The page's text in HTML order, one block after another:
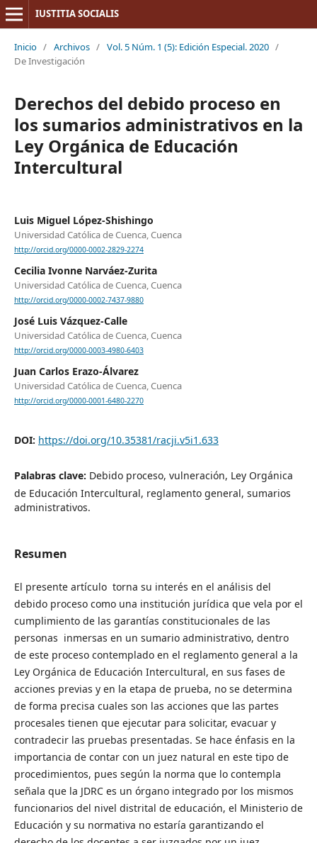
IUSTITIA SOCIALIS
Inicio / Archivos / Vol. 5 Núm. 1 (5): Edición Especial. 2020 /
De Investigación
Derechos del debido proceso en
los sumarios administrativos en la
Ley Orgánica de Educación
Intercultural
Luis Miguel López-Shishingo
Universidad Católica de Cuenca, Cuenca
http://orcid.org/0000-0002-2829-2274
Cecilia Ivonne Narváez-Zurita
Universidad Católica de Cuenca, Cuenca
http://orcid.org/0000-0002-7437-9880
José Luis Vázquez-Calle
Universidad Católica de Cuenca, Cuenca
http://orcid.org/0000-0003-4980-6403
Juan Carlos Erazo-Álvarez
Universidad Católica de Cuenca, Cuenca
http://orcid.org/0000-0001-6480-2270
DOI: https://doi.org/10.35381/racji.v5i1.633
Palabras clave: Debido proceso, vulneración, Ley Orgánica
de Educación Intercultural, reglamento general, sumarios
administrativos.
Resumen
El presente artículo torna su interés en el análisis del
debido proceso como una institución jurídica que vela por el
cumplimiento de las garantías constitucionales de las
personas inmersas en un sumario administrativo, dentro
de este proceso contemplado en el reglamento general a la
Ley Orgánica de Educación Intercultural, en sus fases de
acciones previas y en la etapa de prueba, no se determina
de forma precisa cuales son las acciones que las partes
procesales tienen que ejecutar para solicitar, evacuar y
contradecir las pruebas presentadas. Se hace énfasis en la
importancia de contar con un juez natural en este tipo de
procedimientos, pues según la norma que lo contempla
señala que la JDRC es un órgano integrado por los mismos
funcionarios del nivel distrital de educación, el Ministerio de
Educación y su normativa no estaría garantizando el